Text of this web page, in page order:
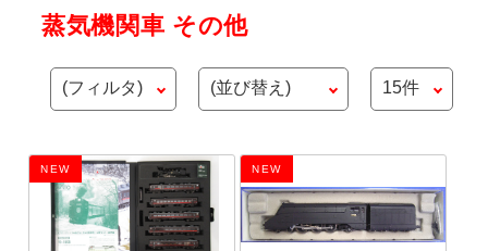
蒸気機関車 その他
NEW NEW